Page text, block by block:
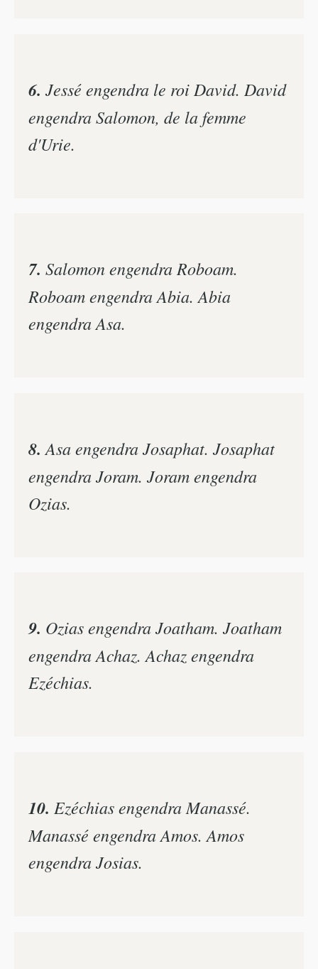
6. Jessé engendra le roi David. David
engendra Salomon, de la femme
d'Urie.
7. Salomon engendra Roboam.
Roboam engendra Abia. Abia
engendra Asa.
8. Asa engendra Josaphat. Josaphat
engendra Joram. Joram engendra
Ozias.
9. Ozias engendra Joatham. Joatham
engendra Achaz. Achaz engendra
Ezéchias.
10. Ezéchias engendra Manassé.
Manassé engendra Amos. Amos
engendra Josias.